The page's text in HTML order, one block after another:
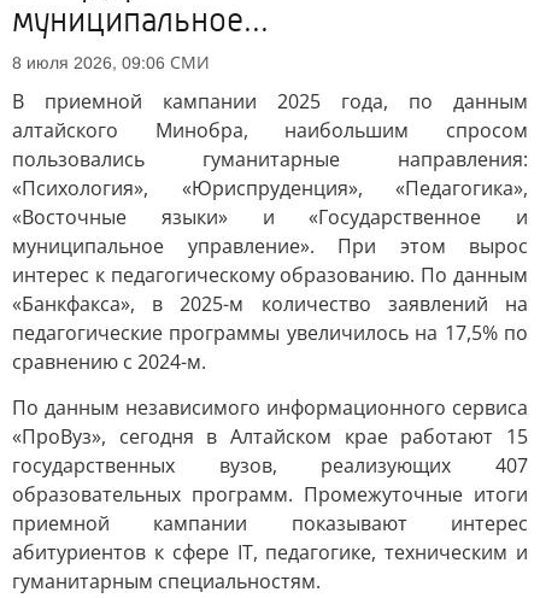
муниципальное...
8 июля 2026, 09:06 СМИ
В приемной кампании 2025 года, по данным
алтайского Минобра, наибольшим спросом
пользовались гуманитарные направления:
«Психология», «Юриспруденция», «Педагогика»,
«Восточные языки» и «Государственное и
муниципальное управление». При этом вырос
интерес к педагогическому образованию. По данным
«Банкфакса», в 2025-м количество заявлений на
педагогические программы увеличилось на 17,5% по
сравнению с 2024-м.
По данным независимого информационного сервиса
«ПроВуз», сегодня в Алтайском крае работают 15
государственных вузов, реализующих 407
образовательных программ. Промежуточные итоги
приемной кампании показывают интерес
абитуриентов к сфере IT, педагогике, техническим и
гуманитарным специальностям.